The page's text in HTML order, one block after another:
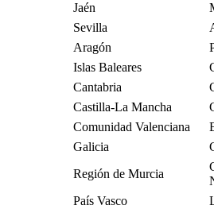
Jaén
Sevilla
Aragón
Islas Baleares
Cantabria
Castilla-La Mancha
Comunidad Valenciana
Galicia
Región de Murcia
País Vasco